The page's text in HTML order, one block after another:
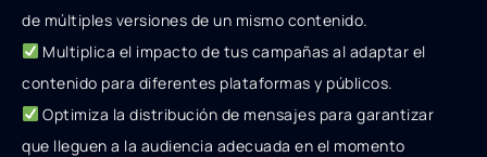
de múltiples versiones de un mismo contenido.
Multiplica el impacto de tus campañas al adaptar el
contenido para diferentes plataformas y públicos.
Optimiza la distribución de mensajes para garantizar
que lleguen a la audiencia adecuada en el momento